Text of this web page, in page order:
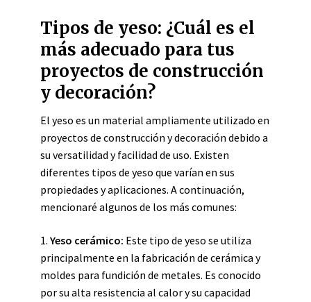
Tipos de yeso: ¿Cuál es el
más adecuado para tus
proyectos de construcción
y decoración?
El yeso es un material ampliamente utilizado en
proyectos de construcción y decoración debido a
su versatilidad y facilidad de uso. Existen
diferentes tipos de yeso que varían en sus
propiedades y aplicaciones. A continuación,
mencionaré algunos de los más comunes:
1. Yeso cerámico: Este tipo de yeso se utiliza
principalmente en la fabricación de cerámica y
moldes para fundición de metales. Es conocido
por su alta resistencia al calor y su capacidad